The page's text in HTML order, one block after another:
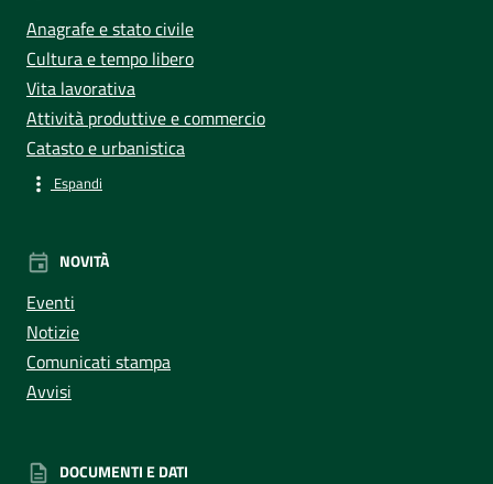
Anagrafe e stato civile
Cultura e tempo libero
Vita lavorativa
Attività produttive e commercio
Catasto e urbanistica
Espandi
NOVITÀ
Eventi
Notizie
Comunicati stampa
Avvisi
DOCUMENTI E DATI